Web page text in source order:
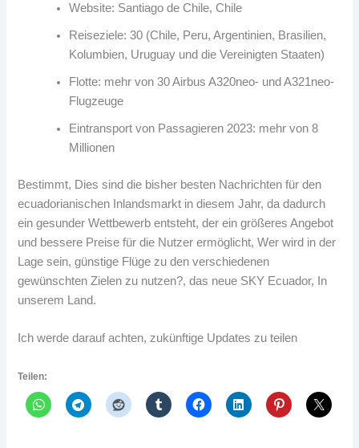
Website: Santiago de Chile, Chile
Reiseziele: 30 (Chile, Peru, Argentinien, Brasilien,
Kolumbien, Uruguay und die Vereinigten Staaten)
Flotte: mehr von 30 Airbus A320neo- und A321neo-
Flugzeuge
Eintransport von Passagieren 2023: mehr von 8
Millionen
Bestimmt, Dies sind die bisher besten Nachrichten für den
ecuadorianischen Inlandsmarkt in diesem Jahr, da dadurch
ein gesunder Wettbewerb entsteht, der ein größeres Angebot
und bessere Preise für die Nutzer ermöglicht, Wer wird in der
Lage sein, günstige Flüge zu den verschiedenen
gewünschten Zielen zu nutzen?, das neue SKY Ecuador, In
unserem Land.
Ich werde darauf achten, zukünftige Updates zu teilen
Teilen: